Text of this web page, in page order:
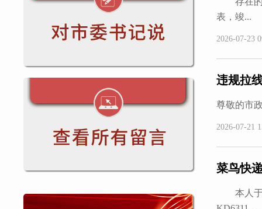
表，竣...
2026-07-23
违规拉
尊敬的市
2026-07-21
菜鸟快
本人于3